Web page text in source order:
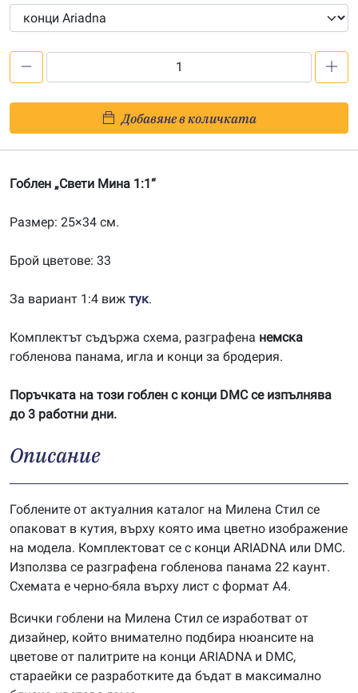
Мина
1:1
Добавяне в количката
Гоблен „Свети Мина 1:1“
Размер: 25×34 см.
Брой цветове: 33
За вариант 1:4 виж тук.
Комплектът съдържа схема, разграфена немска
гобленова панама, игла и конци за бродерия.
Поръчката на този гоблен с конци DMC се изпълнява
до 3 работни дни.
Описание
Гоблените от актуалния каталог на Милена Стил се
опаковат в кутия, върху която има цветно изображение
на модела. Комплектоват се с конци ARIADNA или DMC.
Използва се разграфена гобленова панама 22 каунт.
Схемата е черно-бяла върху лист с формат А4.
Всички гоблени на Милена Стил се изработват от
дизайнер, който внимателно подбира нюансите на
цветове от палитрите на конци ARIADNA и DMC,
стараейки се разработките да бъдат в максимално